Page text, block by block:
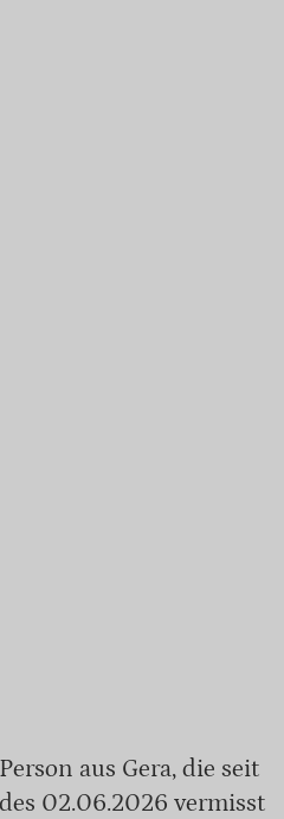
aus Gera, die seit
02.06.2026 vermisst